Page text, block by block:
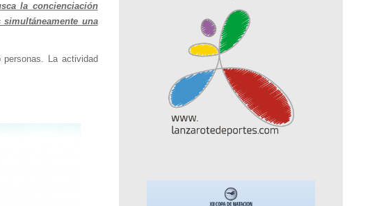
la concienciación
una
La actividad